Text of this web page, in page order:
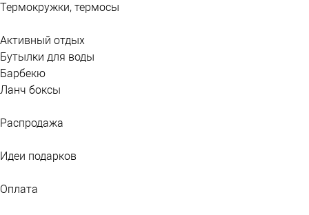
Термокружки, термосы
Активный отдых
Бутылки для воды
Барбекю
Ланч боксы
Распродажа
Идеи подарков
Оплата